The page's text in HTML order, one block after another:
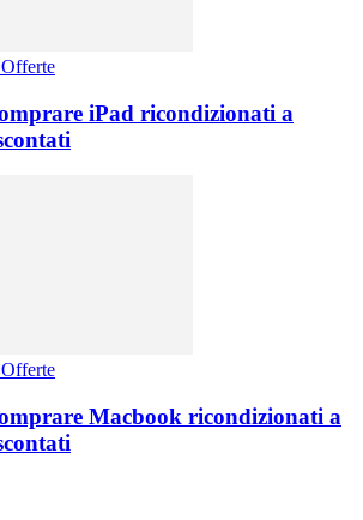
iPad ricondizionati a
Macbook ricondizionati a